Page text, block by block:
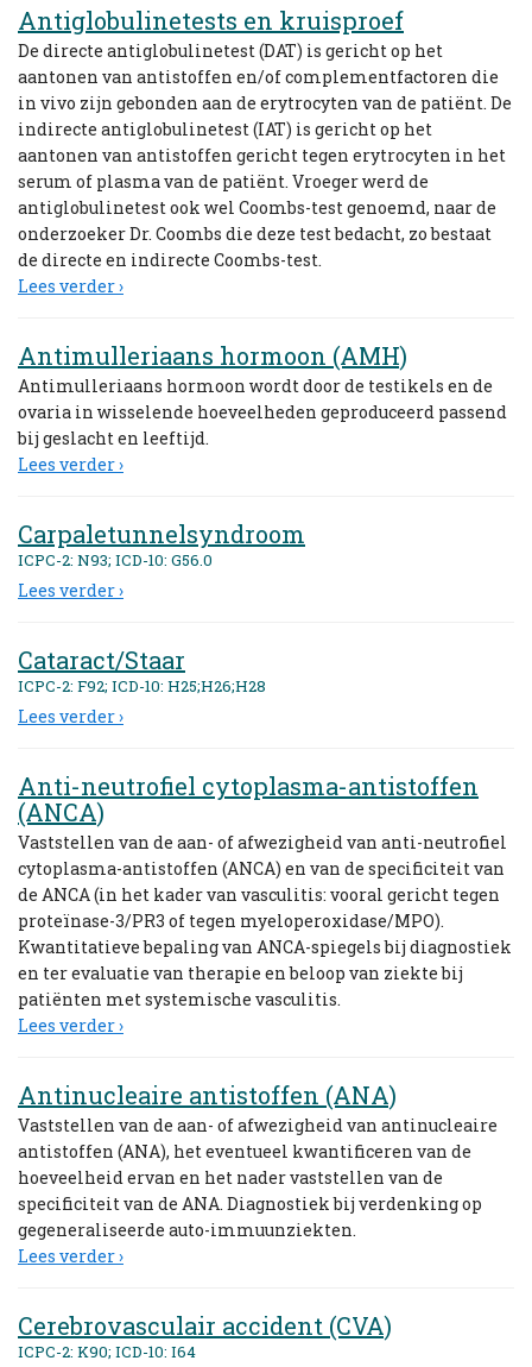
Antiglobulinetests en kruisproef
De directe antiglobulinetest (DAT) is gericht op het
aantonen van antistoffen en/of complementfactoren die
in vivo zijn gebonden aan de erytrocyten van de patiënt. De
indirecte antiglobulinetest (IAT) is gericht op het
aantonen van antistoffen gericht tegen erytrocyten in het
serum of plasma van de patiënt. Vroeger werd de
antiglobulinetest ook wel Coombs-test genoemd, naar de
onderzoeker Dr. Coombs die deze test bedacht, zo bestaat
de directe en indirecte Coombs-test.
Lees verder ›
Antimulleriaans hormoon (AMH)
Antimulleriaans hormoon wordt door de testikels en de
ovaria in wisselende hoeveelheden geproduceerd passend
bij geslacht en leeftijd.
Lees verder ›
Carpaletunnelsyndroom
ICPC-2: N93; ICD-10: G56.0
Lees verder ›
Cataract/Staar
ICPC-2: F92; ICD-10: H25;H26;H28
Lees verder ›
Anti-neutrofiel cytoplasma-antistoffen
(ANCA)
Vaststellen van de aan- of afwezigheid van anti-neutrofiel
cytoplasma-antistoffen (ANCA) en van de specificiteit van
de ANCA (in het kader van vasculitis: vooral gericht tegen
proteïnase-3/PR3 of tegen myeloperoxidase/MPO).
Kwantitatieve bepaling van ANCA-spiegels bij diagnostiek
en ter evaluatie van therapie en beloop van ziekte bij
patiënten met systemische vasculitis.
Lees verder ›
Antinucleaire antistoffen (ANA)
Vaststellen van de aan- of afwezigheid van antinucleaire
antistoffen (ANA), het eventueel kwantificeren van de
hoeveelheid ervan en het nader vaststellen van de
specificiteit van de ANA. Diagnostiek bij verdenking op
gegeneraliseerde auto-immuunziekten.
Lees verder ›
Cerebrovasculair accident (CVA)
ICPC-2: K90; ICD-10: I64